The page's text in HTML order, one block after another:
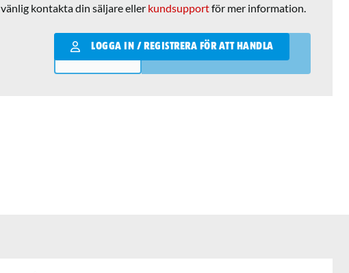
kontakta din säljare eller kundsupportför mer information.
LOGGA IN / REGISTRERA FÖR ATT HANDLA
Qantity
LÄGG I VARUKORGEN